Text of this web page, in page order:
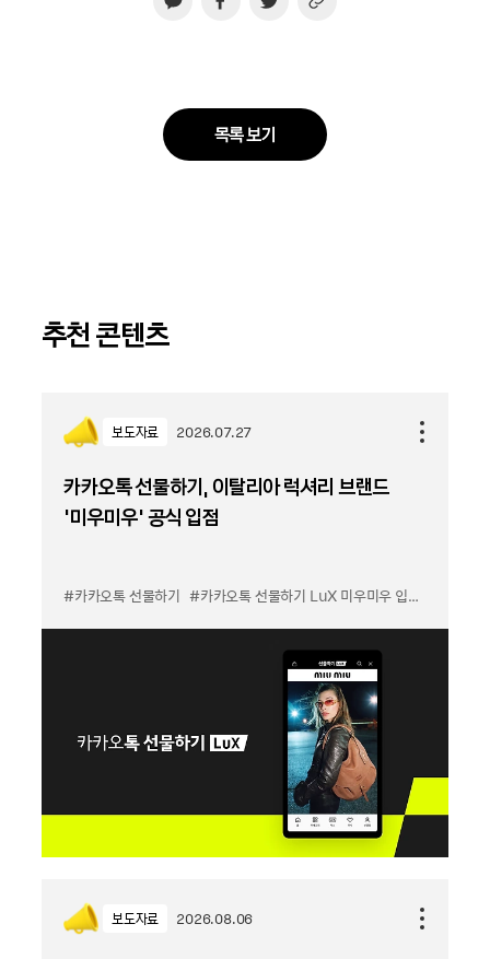
목록 보기
추천 콘텐츠
보도자료 2026.07.27
카카오톡 선물하기, 이탈리아 럭셔리 브랜드
'미우미우' 공식 입점
#카카오톡 선물하기 #카카오톡 선물하기 LuX 미우미우 입점
보도자료 2026.08.06